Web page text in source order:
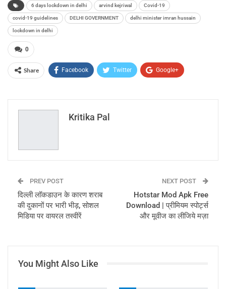
6 days lockdown in delhi arvind kejriwal Covid-19
covid-19 guidelines DELHI GOVERNMENT delhi minister imran hussain
lockdown in delhi
0
Share Facebook Twitter Google+
Email
Kritika Pal
PREV POST
दिल्ली लॉकडाउन के कारण शराब
की दुकानों पर भारी भीड़, सोशल
मिडिया पर वायरल तस्वीरें
NEXT POST
Hotstar Mod Apk Free
Download | प्रीमियम स्पोर्ट्स
और मूवीज का लीजिये मज़ा
You Might Also Like